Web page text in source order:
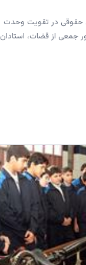
حقوقی در تقویت وحدت
جمعی از قضات، استادان